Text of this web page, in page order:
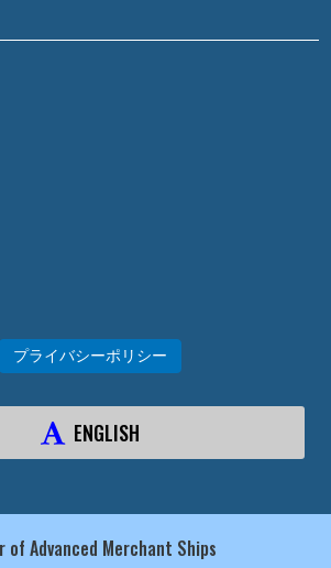
プライバシーポリシー
ENGLISH
of Advanced Merchant Ships